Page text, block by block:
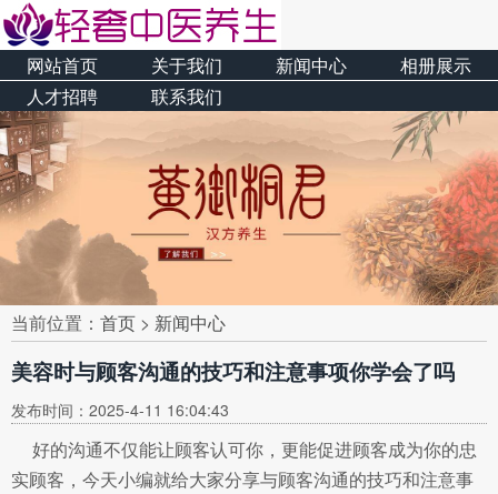
网站首页 关于我们 新闻中心
相册展示
人才招聘
联系我们
当前位置： 首页> 新闻中心
美容时与顾客沟通的技巧和注意事项你学会了吗
发布时间：2025-4-11 16:04:43
好的沟通不仅能让顾客认可你，更能促进顾客成为你的忠
实顾客，今天小编就给大家分享与顾客沟通的技巧和注意事